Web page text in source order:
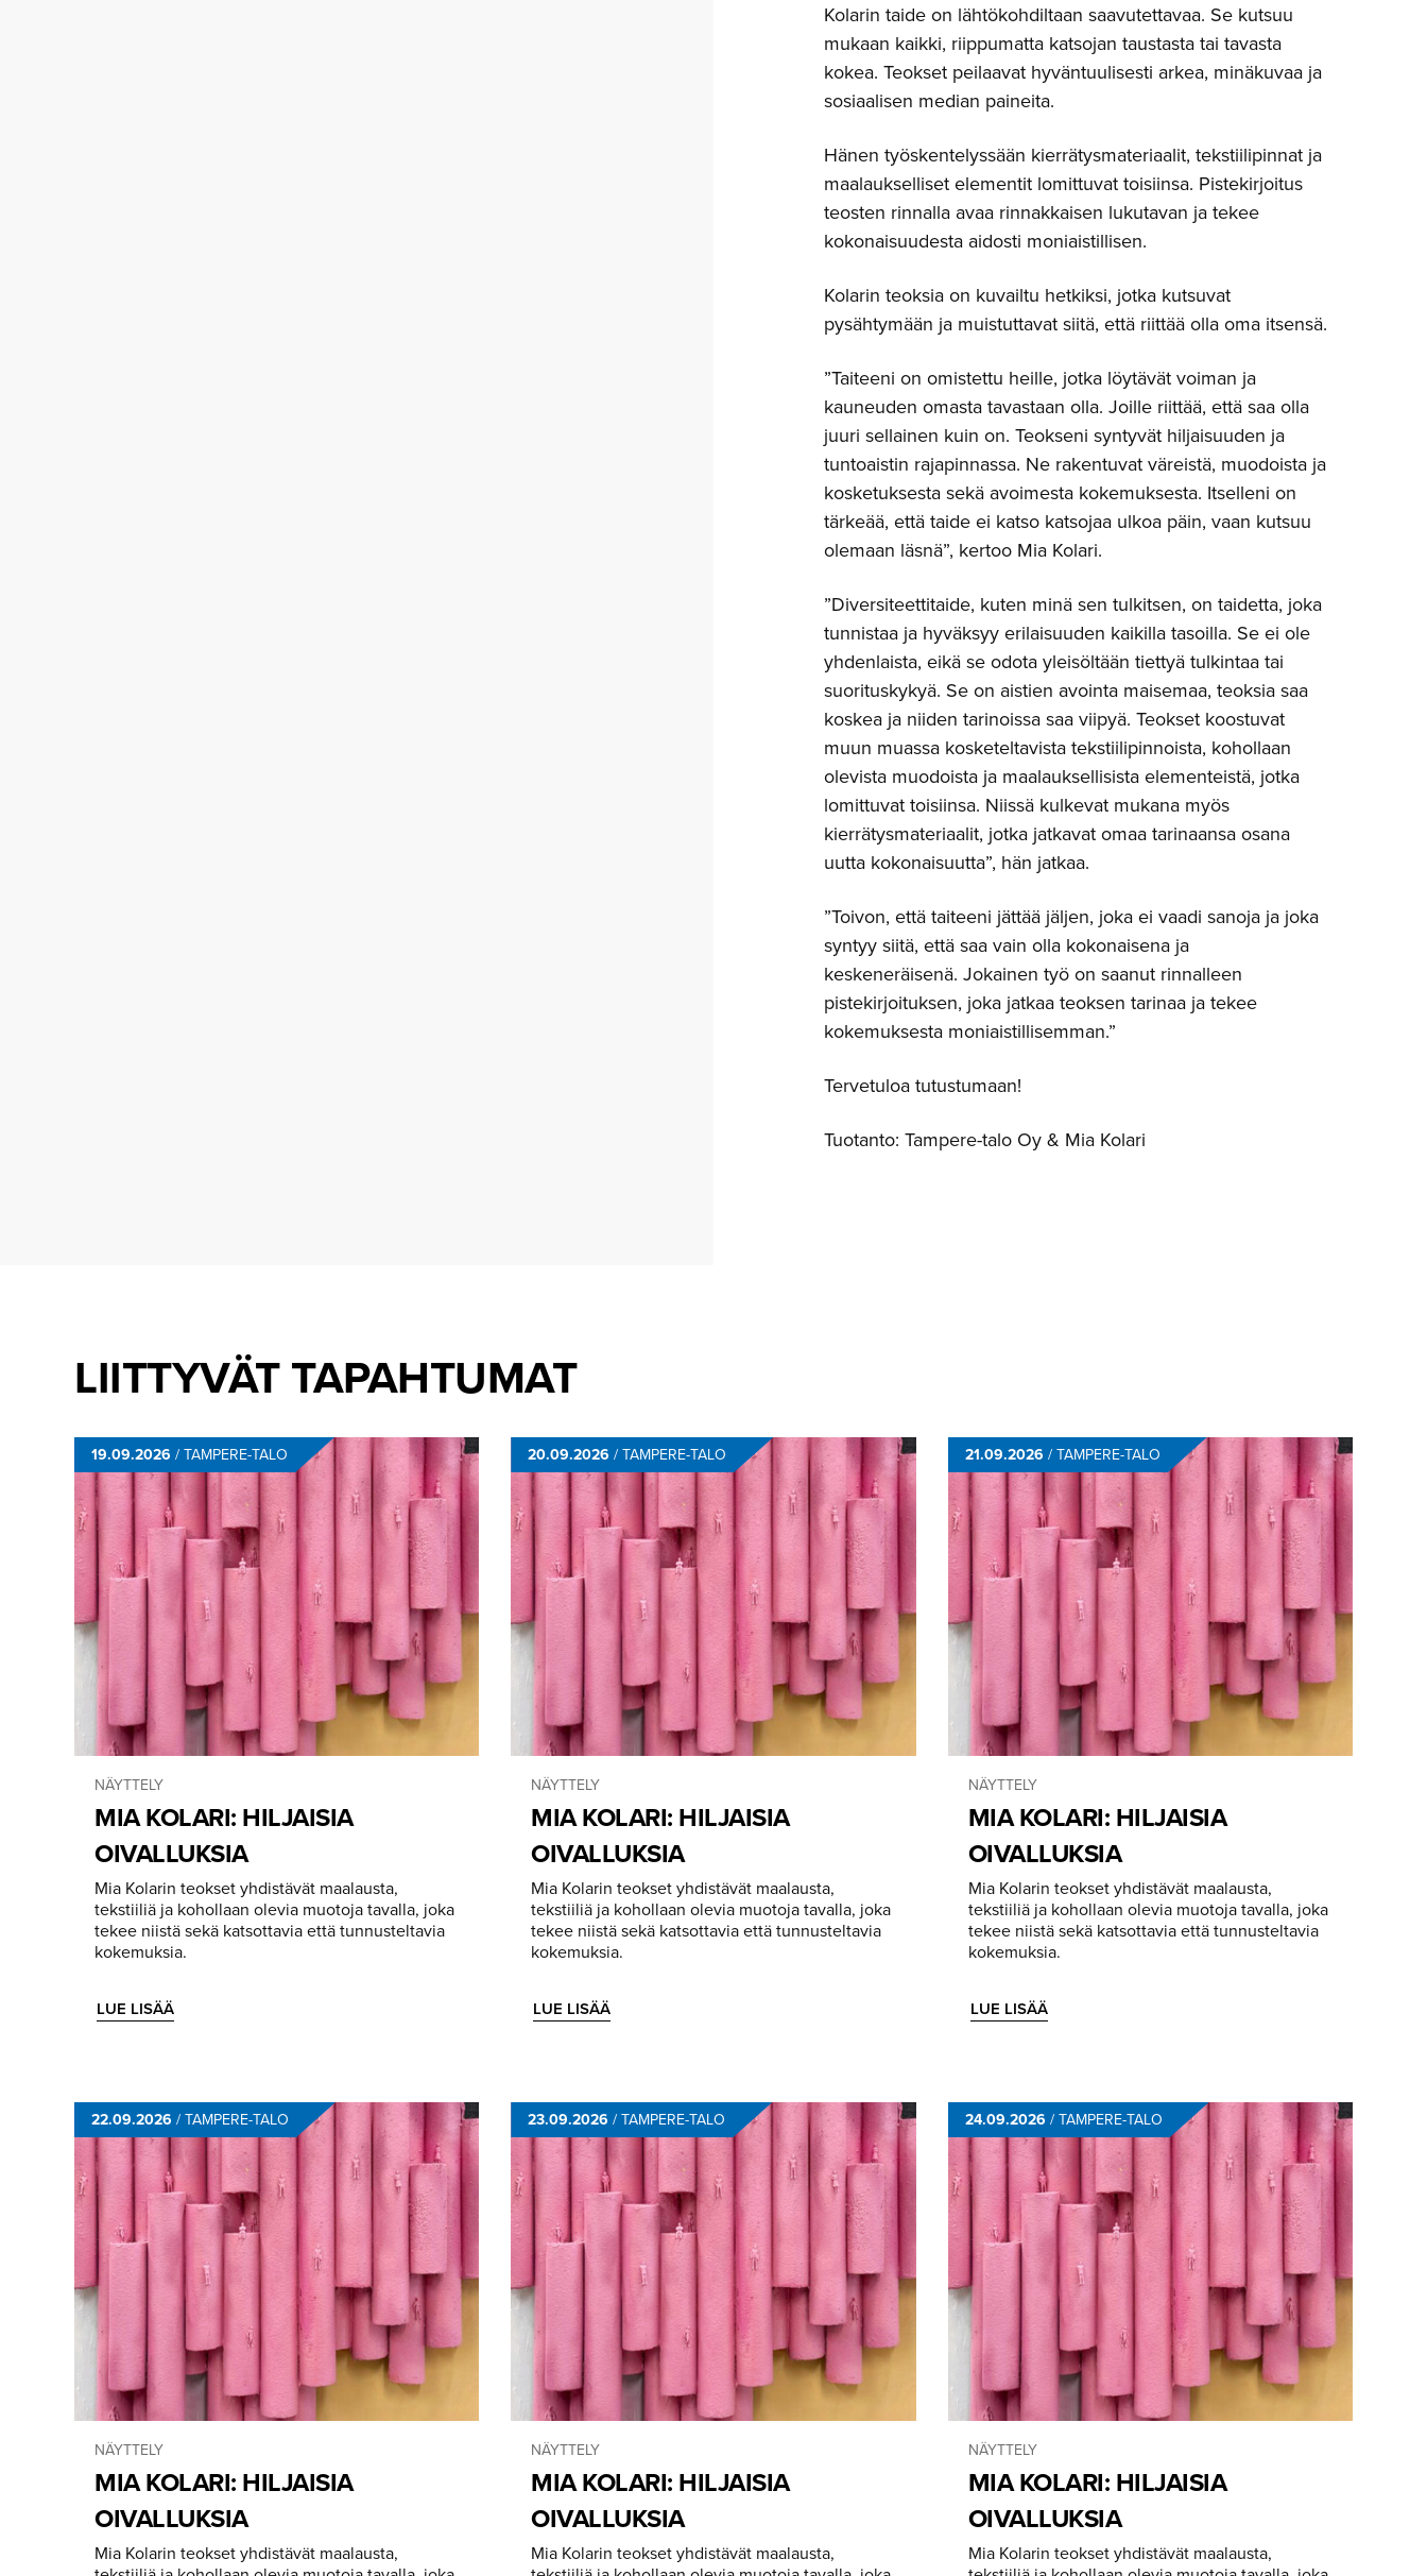
Kolarin taide on lähtökohdiltaan saavutettavaa. Se kutsuu
mukaan kaikki, riippumatta katsojan taustasta tai tavasta
kokea. Teokset peilaavat hyväntuulisesti arkea, minäkuvaa ja
sosiaalisen median paineita.
Hänen työskentelyssään kierrätysmateriaalit, tekstiilipinnat ja
maalaukselliset elementit lomittuvat toisiinsa. Pistekirjoitus
teosten rinnalla avaa rinnakkaisen lukutavan ja tekee
kokonaisuudesta aidosti moniaistillisen.
Kolarin teoksia on kuvailtu hetkiksi, jotka kutsuvat
pysähtymään ja muistuttavat siitä, että riittää olla oma itsensä.
”Taiteeni on omistettu heille, jotka löytävät voiman ja
kauneuden omasta tavastaan olla. Joille riittää, että saa olla
juuri sellainen kuin on. Teokseni syntyvät hiljaisuuden ja
tuntoaistin rajapinnassa. Ne rakentuvat väreistä, muodoista ja
kosketuksesta sekä avoimesta kokemuksesta. Itselleni on
tärkeää, että taide ei katso katsojaa ulkoa päin, vaan kutsuu
olemaan läsnä”, kertoo Mia Kolari.
”Diversiteettitaide, kuten minä sen tulkitsen, on taidetta, joka
tunnistaa ja hyväksyy erilaisuuden kaikilla tasoilla. Se ei ole
yhdenlaista, eikä se odota yleisöltään tiettyä tulkintaa tai
suorituskykyä. Se on aistien avointa maisemaa, teoksia saa
koskea ja niiden tarinoissa saa viipyä. Teokset koostuvat
muun muassa kosketeltavista tekstiilipinnoista, kohollaan
olevista muodoista ja maalauksellisista elementeistä, jotka
lomittuvat toisiinsa. Niissä kulkevat mukana myös
kierrätysmateriaalit, jotka jatkavat omaa tarinaansa osana
uutta kokonaisuutta”, hän jatkaa.
”Toivon, että taiteeni jättää jäljen, joka ei vaadi sanoja ja joka
syntyy siitä, että saa vain olla kokonaisena ja
keskeneräisenä. Jokainen työ on saanut rinnalleen
pistekirjoituksen, joka jatkaa teoksen tarinaa ja tekee
kokemuksesta moniaistillisemman.”
Tervetuloa tutustumaan!
Tuotanto: Tampere-talo Oy & Mia Kolari
LIITTYVÄT TAPAHTUMAT
19.09.2026 /TAMPERE-TALO
NÄYTTELY
MIA KOLARI: HILJAISIA
OIVALLUKSIA
Mia Kolarin teokset yhdistävät maalausta,
tekstiiliä ja kohollaan olevia muotoja tavalla, joka
tekee niistä sekä katsottavia että tunnusteltavia
kokemuksia.
LUE LISÄÄ
20.09.2026 /TAMPERE-TALO
NÄYTTELY
MIA KOLARI: HILJAISIA
OIVALLUKSIA
Mia Kolarin teokset yhdistävät maalausta,
tekstiiliä ja kohollaan olevia muotoja tavalla, joka
tekee niistä sekä katsottavia että tunnusteltavia
kokemuksia.
LUE LISÄÄ
21.09.2026 /TAMPERE-TALO
NÄYTTELY
MIA KOLARI: HILJAISIA
OIVALLUKSIA
Mia Kolarin teokset yhdistävät maalausta,
tekstiiliä ja kohollaan olevia muotoja tavalla, joka
tekee niistä sekä katsottavia että tunnusteltavia
kokemuksia.
LUE LISÄÄ
22.09.2026 /TAMPERE-TALO
NÄYTTELY
MIA KOLARI: HILJAISIA
OIVALLUKSIA
Mia Kolarin teokset yhdistävät maalausta,
23.09.2026 /TAMPERE-TALO
NÄYTTELY
MIA KOLARI: HILJAISIA
OIVALLUKSIA
Mia Kolarin teokset yhdistävät maalausta,
24.09.2026 /TAMPERE-TALO
NÄYTTELY
MIA KOLARI: HILJAISIA
OIVALLUKSIA
Mia Kolarin teokset yhdistävät maalausta,